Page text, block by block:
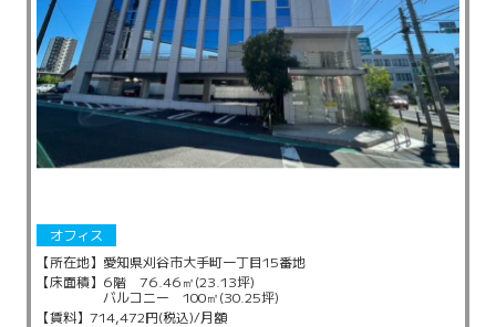
オフィス
【所在地】 愛知県刈谷市大手町一丁目15番地
【床面積】 6階 76.46㎡(23.13坪)
バルコニー 100㎡(30.25坪)
【賃料】 714,472円(税込)/月額